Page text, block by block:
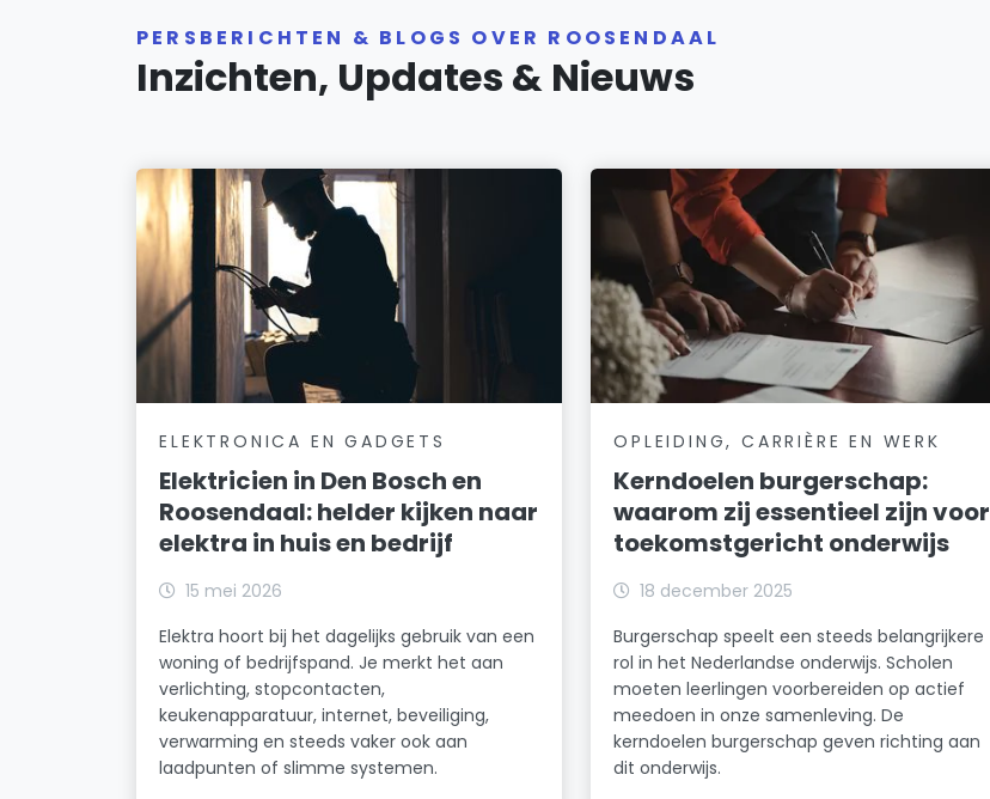
PERSBERICHTEN & BLOGS OVER ROOSENDAAL
Inzichten, Updates & Nieuws
ELEKTRONICA EN GADGETS
Elektricien in Den Bosch en
Roosendaal: helder kijken naar
elektra in huis en bedrijf
15 mei 2026
Elektra hoort bij het dagelijks gebruik van een
woning of bedrijfspand. Je merkt het aan
verlichting, stopcontacten,
keukenapparatuur, internet, beveiliging,
verwarming en steeds vaker ook aan
laadpunten of slimme systemen.
OPLEIDING, CARRIÈRE EN WERK
Kerndoelen burgerschap:
waarom zij essentieel zijn voor
toekomstgericht onderwijs
18 december 2025
Burgerschap speelt een steeds belangrijkere
rol in het Nederlandse onderwijs. Scholen
moeten leerlingen voorbereiden op actief
meedoen in onze samenleving. De
kerndoelen burgerschap geven richting aan
dit onderwijs.